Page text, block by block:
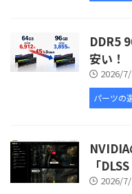
DDR5
安い！
2026/
パーツの
「
2026/